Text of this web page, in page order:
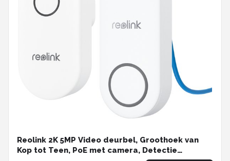
Reolink 2K 5MP Video deurbel, Groothoek van
Kop tot Teen, PoE met camera, Detectie